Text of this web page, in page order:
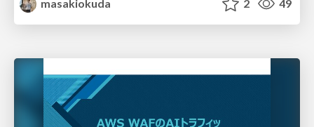
masakiokuda
2 49